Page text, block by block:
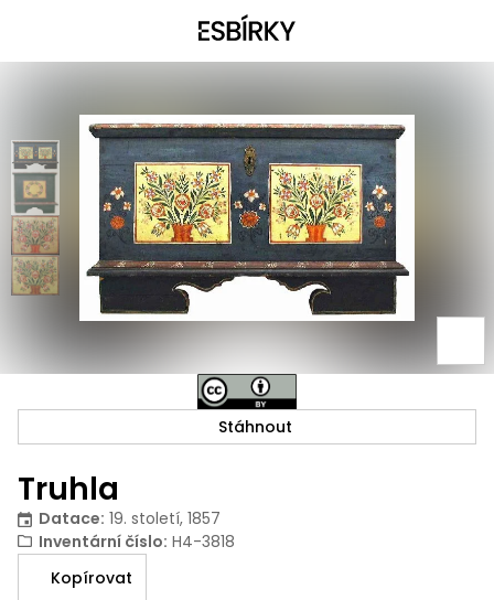
Truhla
Datace: 19. století, 1857
Inventární číslo: H4-3818
Kopírovat
Stáhnout